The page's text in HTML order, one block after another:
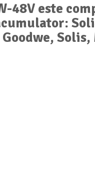
48V este
Solis,